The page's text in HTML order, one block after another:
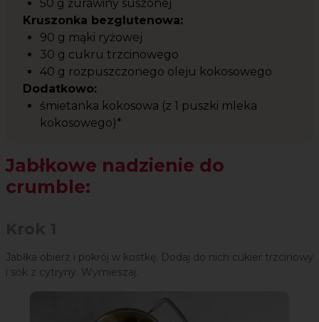
50 g żurawiny suszonej
Kruszonka bezglutenowa:
90 g mąki ryżowej
30 g cukru trzcinowego
40 g rozpuszczonego oleju kokosowego
Dodatkowo:
śmietanka kokosowa (z 1 puszki mleka
kokosowego)*
Jabłkowe nadzienie do
crumble:
Jabłka obierz i pokrój w kostkę. Dodaj do nich cukier trzcinowy
i sok z cytryny. Wymieszaj.